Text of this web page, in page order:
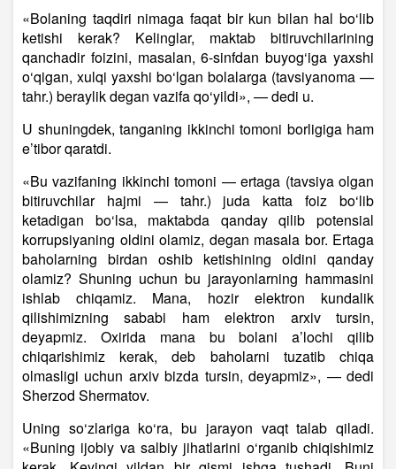
«Bolaning taqdiri nimaga faqat bir kun bilan hal bo‘lib
ketishi kerak? Kelinglar, maktab bitiruvchilarining
qanchadir foizini, masalan, 6-sinfdan buyog‘iga yaxshi
o‘qigan, xulqi yaxshi bo‘lgan bolalarga (tavsiyanoma —
tahr.) beraylik degan vazifa qo‘yildi», — dedi u.
U shuningdek, tanganing ikkinchi tomoni borligiga ham
e’tibor qaratdi.
«Bu vazifaning ikkinchi tomoni — ertaga (tavsiya olgan
bitiruvchilar hajmi — tahr.) juda katta foiz bo‘lib
ketadigan bo‘lsa, maktabda qanday qilib potensial
korrupsiyaning oldini olamiz, degan masala bor. Ertaga
baholarning birdan oshib ketishining oldini qanday
olamiz? Shuning uchun bu jarayonlarning hammasini
ishlab chiqamiz. Mana, hozir elektron kundalik
qilishimizning sababi ham elektron arxiv tursin,
deyapmiz. Oxirida mana bu bolani a’lochi qilib
chiqarishimiz kerak, deb baholarni tuzatib chiqa
olmasligi uchun arxiv bizda tursin, deyapmiz», — dedi
Sherzod Shermatov.
Uning so‘zlariga ko‘ra, bu jarayon vaqt talab qiladi.
«Buning ijobiy va salbiy jihatlarini o‘rganib chiqishimiz